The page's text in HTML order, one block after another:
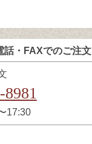
話・FAXでのご注文
8981
17:30